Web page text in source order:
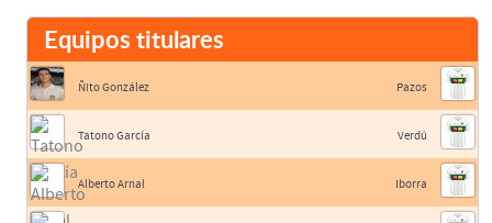
Equipos titulares
Ñito González
Tatono García
Alberto Arnal
Pazos
Verdú
Iborra